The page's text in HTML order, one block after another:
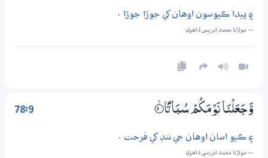
۽ پيدا ڪيوسون اوهان کي جوڙا جوڙا .
— مولانا محمد ادريس ڏاھري
78:9 وَّجَعَلْنَا نَوْمَكُمْ سُبَاتًا 9‏۝ۙ
۽ ڪيو اسان اوهان جي ننڊ کي فرحت .
— مولانا محمد ادريس ڏاھري